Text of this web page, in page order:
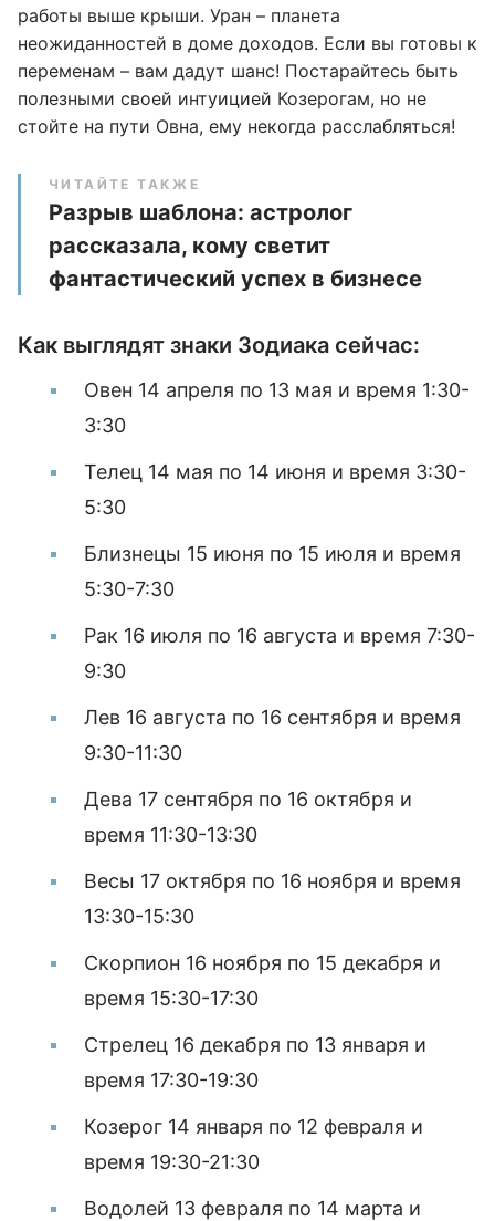
работы выше крыши. Уран – планета
неожиданностей в доме доходов. Если вы готовы к
переменам – вам дадут шанс! Постарайтесь быть
полезными своей интуицией Козерогам, но не
стойте на пути Овна, ему некогда расслабляться!
ЧИТАЙТЕ ТАКЖЕ
Разрыв шаблона: астролог
рассказала, кому светит
фантастический успех в бизнесе
Как выглядят знаки Зодиака сейчас:
Овен 14 апреля по 13 мая и время 1:30-
3:30
Телец 14 мая по 14 июня и время 3:30-
5:30
Близнецы 15 июня по 15 июля и время
5:30-7:30
Рак 16 июля по 16 августа и время 7:30-
9:30
Лев 16 августа по 16 сентября и время
9:30-11:30
Дева 17 сентября по 16 октября и
время 11:30-13:30
Весы 17 октября по 16 ноября и время
13:30-15:30
Скорпион 16 ноября по 15 декабря и
время 15:30-17:30
Стрелец 16 декабря по 13 января и
время 17:30-19:30
Козерог 14 января по 12 февраля и
время 19:30-21:30
Водолей 13 февраля по 14 марта и